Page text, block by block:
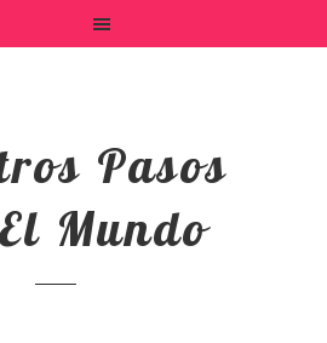
Pasos
Mundo